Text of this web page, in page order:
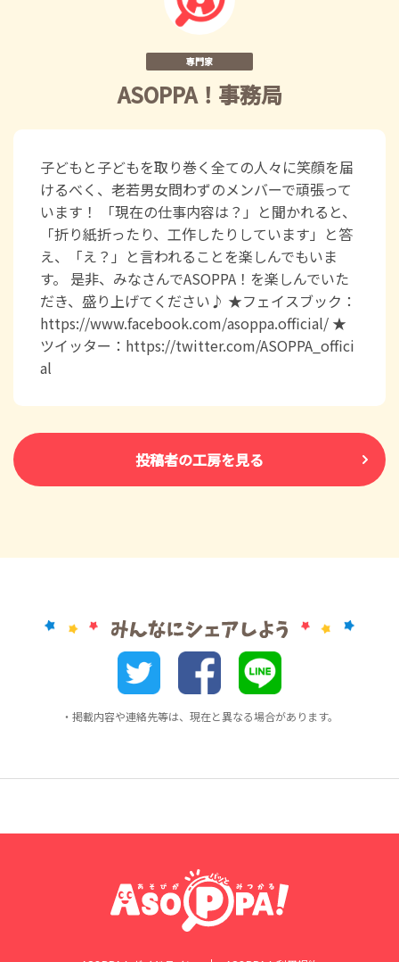
専門家
ASOPPA！事務局
子どもと子どもを取り巻く全ての人々に笑顔を届
けるべく、老若男女問わずのメンバーで頑張って
います！ 「現在の仕事内容は？」と聞かれると、
「折り紙折ったり、工作したりしています」と答
え、「え？」と言われることを楽しんでもいま
す。 是非、みなさんでASOPPA！を楽しんでいた
だき、盛り上げてください♪ ★フェイスブック：
https://www.facebook.com/asoppa.official/ ★
ツイッター：https://twitter.com/ASOPPA_offici
al
投稿者の工房を見る
・掲載内容や連絡先等は、現在と異なる場合があります。